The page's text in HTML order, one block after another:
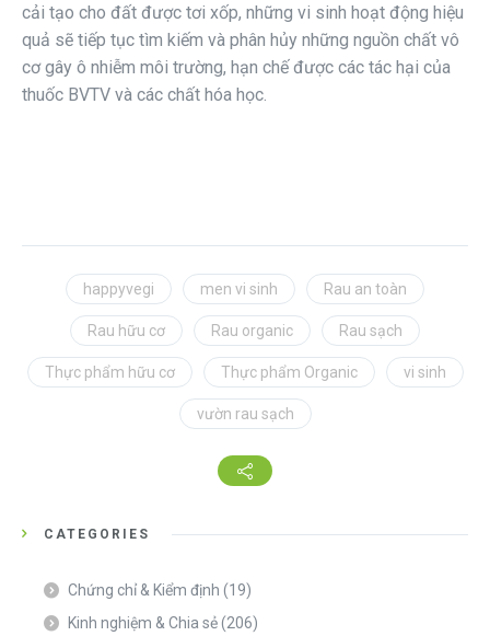
cải tạo cho đất được tơi xốp, những vi sinh hoạt động hiệu
quả sẽ tiếp tục tìm kiếm và phân hủy những nguồn chất vô
cơ gây ô nhiễm môi trường, hạn chế được các tác hại của
thuốc BVTV và các chất hóa học.
happyvegi men vi sinh Rau an toàn
Rau hữu cơ Rau organic Rau sạch
Thực phẩm hữu cơ Thực phẩm Organic vi sinh
vườn rau sạch
CATEGORIES
Chứng chỉ & Kiểm định (19)
Kinh nghiệm & Chia sẻ(206)